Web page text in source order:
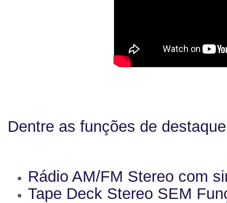
Dentre as funções de
Rádio AM/FM Stereo com
Tape Deck Stereo SEM